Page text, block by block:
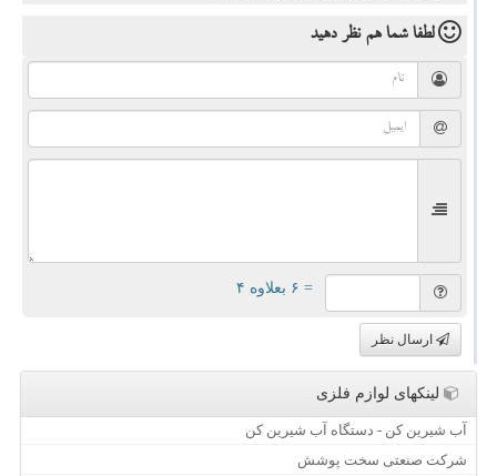
لطفا شما همنظر دهید
= ۶ بعلاوه ۴
ارسال نظر
لینکهای لوازم فلزی
آب شیرین کن - دستگاه آب شیرین کن
شرکت صنعتی سخت پوشش